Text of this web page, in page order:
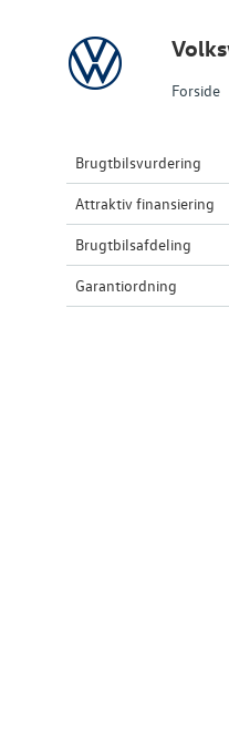
Forside
Volkswagen
Brugtbilsvurdering
Attraktiv finansiering
Brugtbilsafdeling
Garantiordning